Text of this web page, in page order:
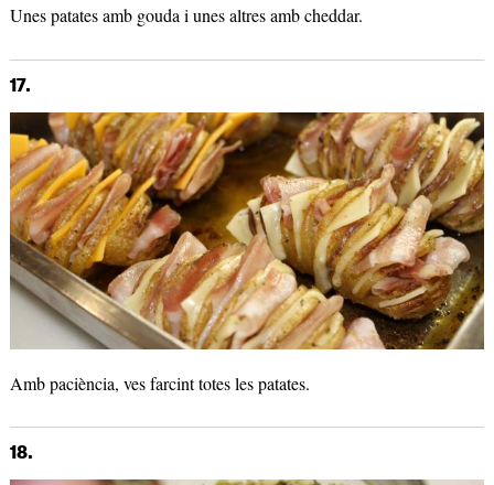
Unes patates amb gouda i unes altres amb cheddar.
17.
Amb paciència, ves farcint totes les patates.
18.